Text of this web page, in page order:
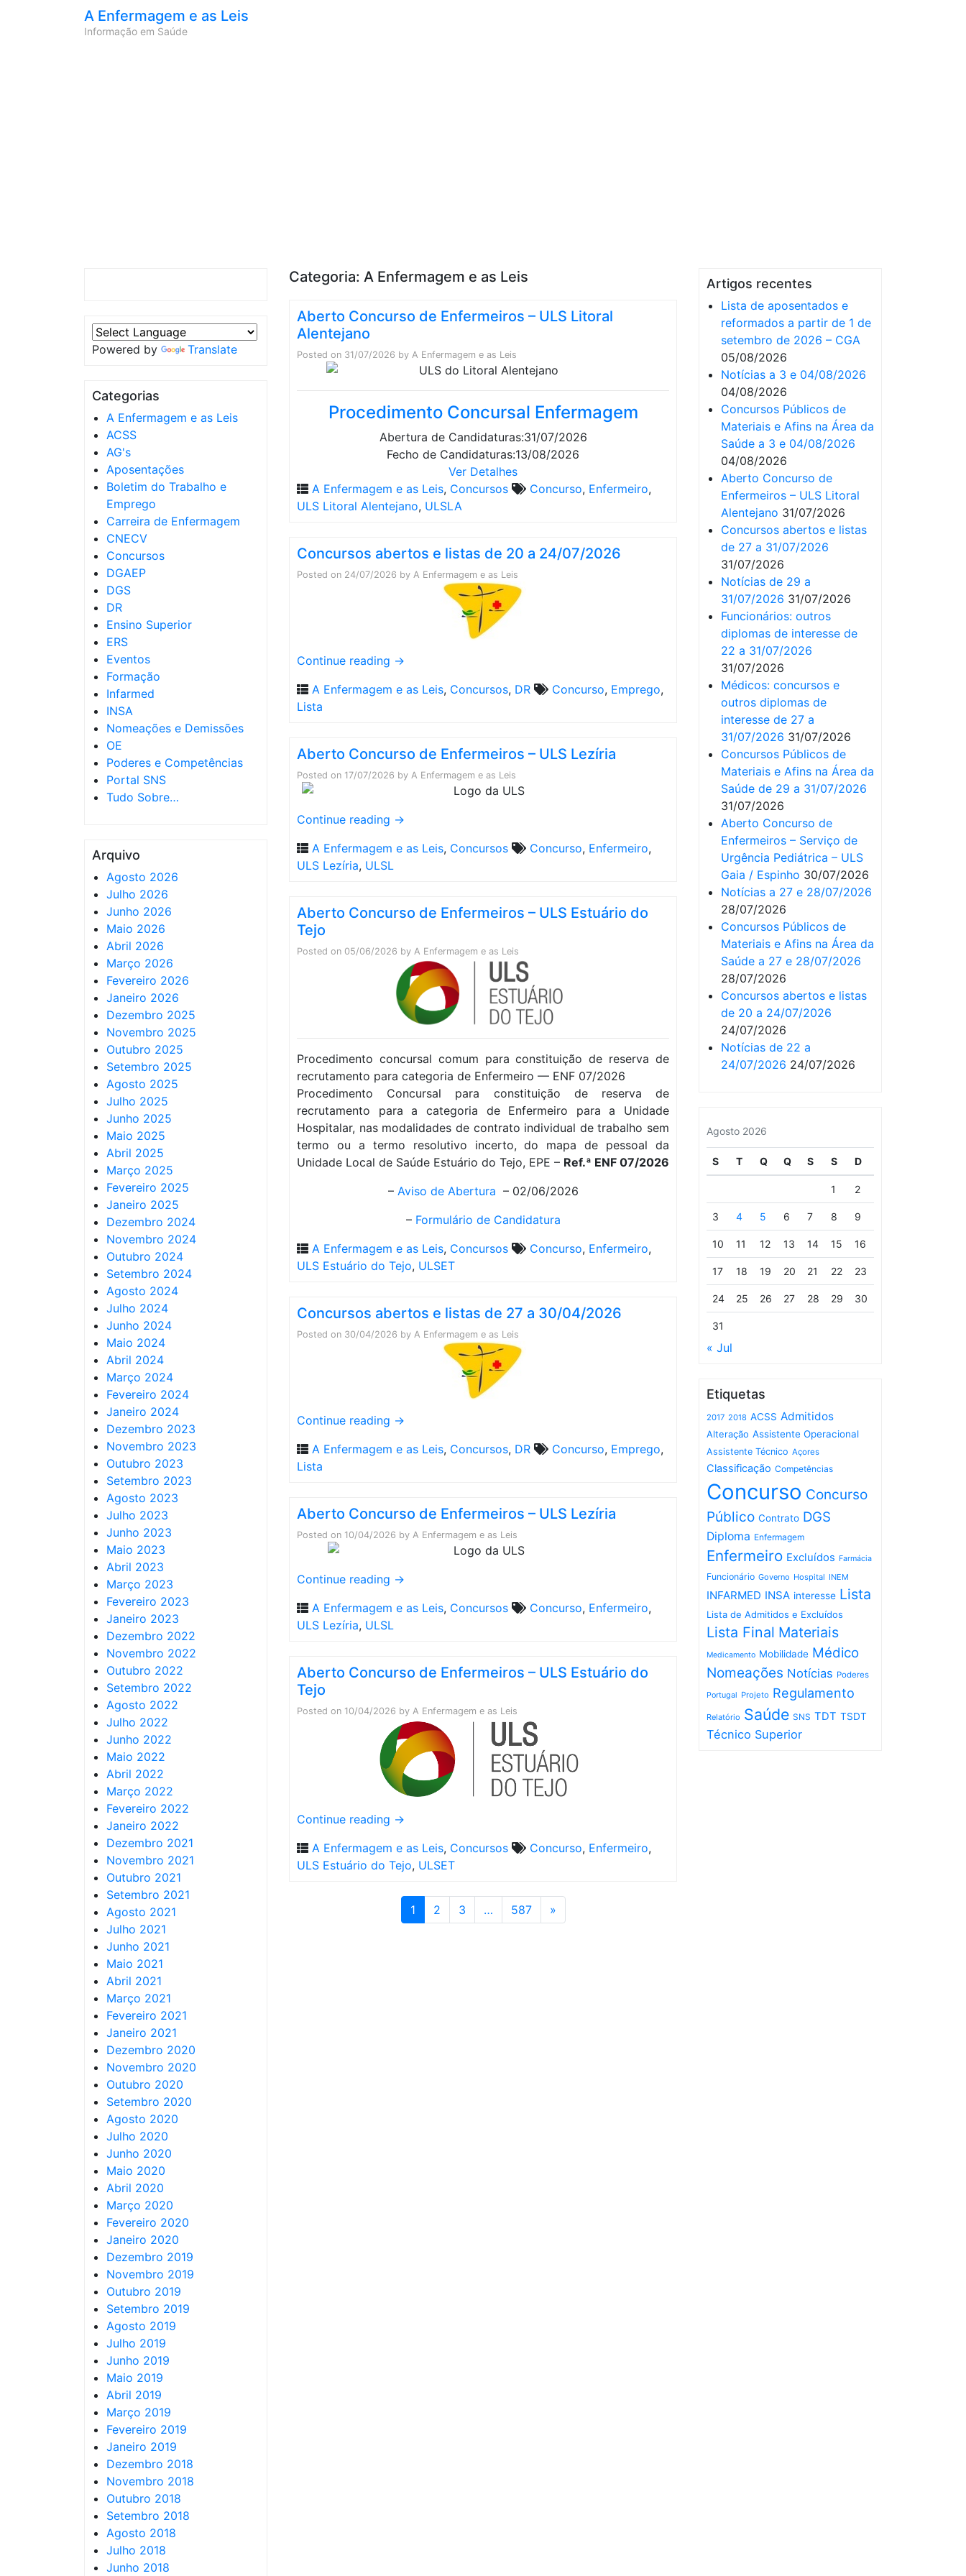
A Enfermagem e as Leis
Informação em Saúde
Powered by Translate
Categorias
A Enfermagem e as Leis
ACSS
AG's
Aposentações
Boletim do Trabalho e
Emprego
Carreira de Enfermagem
CNECV
Concursos
DGAEP
DGS
DR
Ensino Superior
ERS
Eventos
Formação
Infarmed
INSA
Nomeações e Demissões
OE
Poderes e Competências
Portal SNS
Tudo Sobre…
Arquivo
Agosto 2026
Julho 2026
Junho 2026
Maio 2026
Abril 2026
Março 2026
Fevereiro 2026
Janeiro 2026
Dezembro 2025
Novembro 2025
Outubro 2025
Setembro 2025
Agosto 2025
Julho 2025
Junho 2025
Maio 2025
Abril 2025
Março 2025
Fevereiro 2025
Janeiro 2025
Dezembro 2024
Novembro 2024
Outubro 2024
Setembro 2024
Agosto 2024
Julho 2024
Junho 2024
Maio 2024
Abril 2024
Março 2024
Fevereiro 2024
Janeiro 2024
Dezembro 2023
Novembro 2023
Outubro 2023
Setembro 2023
Agosto 2023
Julho 2023
Junho 2023
Maio 2023
Abril 2023
Março 2023
Fevereiro 2023
Janeiro 2023
Dezembro 2022
Novembro 2022
Outubro 2022
Setembro 2022
Agosto 2022
Julho 2022
Junho 2022
Maio 2022
Abril 2022
Março 2022
Fevereiro 2022
Janeiro 2022
Dezembro 2021
Novembro 2021
Outubro 2021
Setembro 2021
Agosto 2021
Julho 2021
Junho 2021
Maio 2021
Abril 2021
Março 2021
Fevereiro 2021
Janeiro 2021
Dezembro 2020
Novembro 2020
Outubro 2020
Setembro 2020
Agosto 2020
Julho 2020
Junho 2020
Maio 2020
Abril 2020
Março 2020
Fevereiro 2020
Janeiro 2020
Dezembro 2019
Novembro 2019
Outubro 2019
Setembro 2019
Agosto 2019
Julho 2019
Junho 2019
Maio 2019
Abril 2019
Março 2019
Fevereiro 2019
Janeiro 2019
Dezembro 2018
Novembro 2018
Outubro 2018
Setembro 2018
Agosto 2018
Julho 2018
Junho 2018
Categoria: A Enfermagem e as Leis
Aberto Concurso de Enfermeiros – ULS Litoral
Alentejano
Posted on 31/07/2026 by A Enfermagem e as Leis
Procedimento Concursal Enfermagem
Abertura de Candidaturas:31/07/2026
Fecho de Candidaturas:13/08/2026
Ver Detalhes
A Enfermagem e as Leis, Concursos Concurso, Enfermeiro,
ULS Litoral Alentejano, ULSLA
Concursos abertos e listas de 20 a 24/07/2026
Posted on 24/07/2026 by A Enfermagem e as Leis
Continue reading →
A Enfermagem e as Leis, Concursos, DR Concurso, Emprego,
Lista
Aberto Concurso de Enfermeiros – ULS Lezíria
Posted on 17/07/2026 by A Enfermagem e as Leis
Continue reading →
A Enfermagem e as Leis, Concursos Concurso, Enfermeiro,
ULS Lezíria, ULSL
Aberto Concurso de Enfermeiros – ULS Estuário do
Tejo
Posted on 05/06/2026 by A Enfermagem e as Leis
Procedimento concursal comum para constituição de reserva de
recrutamento para categoria de Enfermeiro — ENF 07/2026
Procedimento Concursal para constituição de reserva de
recrutamento para a categoria de Enfermeiro para a Unidade
Hospitalar, nas modalidades de contrato individual de trabalho sem
termo ou a termo resolutivo incerto, do mapa de pessoal da
Unidade Local de Saúde Estuário do Tejo, EPE – Ref.ª ENF 07/2026
– Aviso de Abertura – 02/06/2026
– Formulário de Candidatura
A Enfermagem e as Leis, Concursos Concurso, Enfermeiro,
ULS Estuário do Tejo, ULSET
Concursos abertos e listas de 27 a 30/04/2026
Posted on 30/04/2026 by A Enfermagem e as Leis
Continue reading →
A Enfermagem e as Leis, Concursos, DR Concurso, Emprego,
Lista
Aberto Concurso de Enfermeiros – ULS Lezíria
Posted on 10/04/2026 by A Enfermagem e as Leis
Continue reading →
A Enfermagem e as Leis, Concursos Concurso, Enfermeiro,
ULS Lezíria, ULSL
Aberto Concurso de Enfermeiros – ULS Estuário do
Tejo
Posted on 10/04/2026 by A Enfermagem e as Leis
Continue reading →
A Enfermagem e as Leis, Concursos Concurso, Enfermeiro,
ULS Estuário do Tejo, ULSET
1 2 3 … 587 »
Artigos recentes
Lista de aposentados e
reformados a partir de 1 de
setembro de 2026 – CGA
05/08/2026
Notícias a 3 e 04/08/2026
04/08/2026
Concursos Públicos de
Materiais e Afins na Área da
Saúde a 3 e 04/08/2026
04/08/2026
Aberto Concurso de
Enfermeiros – ULS Litoral
Alentejano 31/07/2026
Concursos abertos e listas
de 27 a 31/07/2026
31/07/2026
Notícias de 29 a
31/07/2026 31/07/2026
Funcionários: outros
diplomas de interesse de
22 a 31/07/2026
31/07/2026
Médicos: concursos e
outros diplomas de
interesse de 27 a
31/07/2026 31/07/2026
Concursos Públicos de
Materiais e Afins na Área da
Saúde de 29 a 31/07/2026
31/07/2026
Aberto Concurso de
Enfermeiros – Serviço de
Urgência Pediátrica – ULS
Gaia / Espinho 30/07/2026
Notícias a 27 e 28/07/2026
28/07/2026
Concursos Públicos de
Materiais e Afins na Área da
Saúde a 27 e 28/07/2026
28/07/2026
Concursos abertos e listas
de 20 a 24/07/2026
24/07/2026
Notícias de 22 a
24/07/2026 24/07/2026
Agosto 2026
S T Q Q S S D
1 2
3 4 5 6 7 8 9
10 11 12 13 14 15 16
17 18 19 20 21 22 23
24 25 26 27 28 29 30
31
« Jul
Etiquetas
2017 2018 ACSS Admitidos
Alteração Assistente Operacional
Assistente Técnico Açores
Classificação Competências
Concurso Concurso
Público Contrato DGS
Diploma Enfermagem
Enfermeiro Excluídos Farmácia
Funcionário Governo Hospital INEM
INFARMED INSA interesse Lista
Lista de Admitidos e Excluídos
Lista Final Materiais
Medicamento Mobilidade Médico
Nomeações Notícias Poderes
Portugal Projeto Regulamento
Relatório Saúde SNS TDT TSDT
Técnico Superior